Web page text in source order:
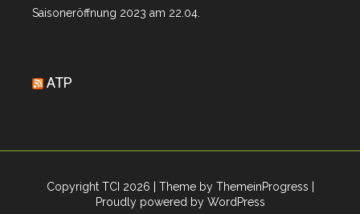
Saisoneröffnung 2023 am 22.04.
ATP
Copyright TCI 2026 | Theme by ThemeinProgress
Proudly powered by WordPress